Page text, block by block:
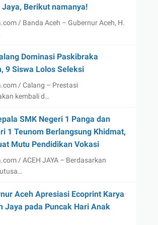
Jaya, Berikut namanya!
/ Banda Aceh – Gubernur Aceh, H.
Dominasi Paskibraka
9 Siswa Lolos Seleksi
/ Calang – Prestasi
kembali d…
SMK Negeri 1 Panga dan
1 Teunom Berlangsung Khidmat,
Mutu Pendidikan Vokasi
/ ACEH JAYA – Berdasarkan
Aceh Apresiasi Ecoprint Karya
Jaya pada Puncak Hari Anak